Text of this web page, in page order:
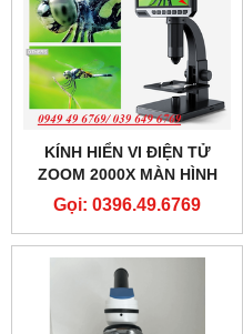
KÍNH HIỂN VI ĐIỆN TỬ
ZOOM 2000X MÀN HÌNH
7INCH
Gọi: 0396.49.6769